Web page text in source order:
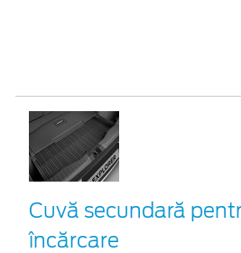
Cuvă secundară
încărcare